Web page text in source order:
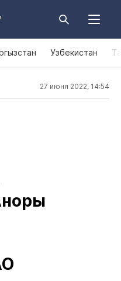
Узбекистан
27 июня 2022, 14:54